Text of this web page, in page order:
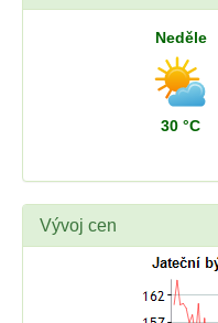
Neděle
30 °C
Vývoj cen